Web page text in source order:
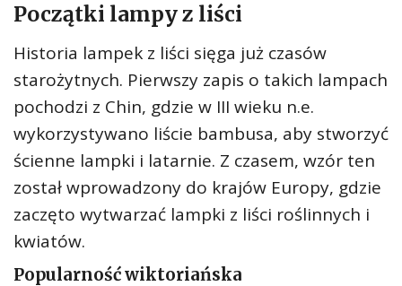
Początki lampy z liści
Historia lampek z liści sięga już czasów
starożytnych. Pierwszy zapis o takich lampach
pochodzi z Chin, gdzie w III wieku n.e.
wykorzystywano liście bambusa, aby stworzyć
ścienne lampki i latarnie. Z czasem, wzór ten
został wprowadzony do krajów Europy, gdzie
zaczęto wytwarzać lampki z liści roślinnych i
kwiatów.
Popularność wiktoriańska